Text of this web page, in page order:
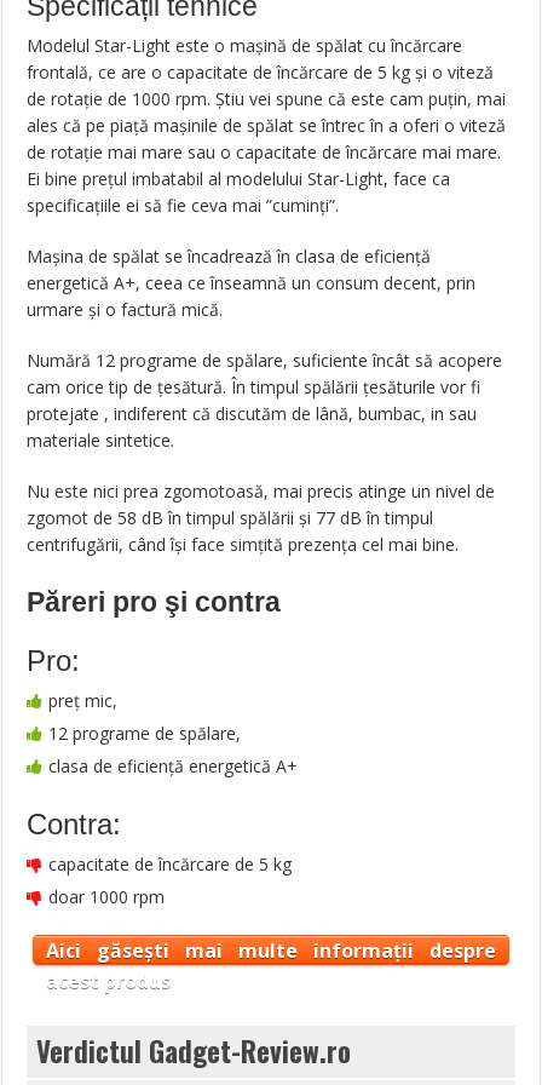
Modelul Star-Light este o mașină de spălat cu încărcare
frontală, ce are o capacitate de încărcare de 5 kg și o viteză
de rotație de 1000 rpm. Știu vei spune că este cam puțin, mai
ales că pe piață mașinile de spălat se întrec în a oferi o viteză
de rotație mai mare sau o capacitate de încărcare mai mare.
Ei bine prețul imbatabil al modelului Star-Light, face ca
specificațiile ei să fie ceva mai ”cuminți”.
Mașina de spălat se încadrează în clasa de eficiență
energetică A+, ceea ce înseamnă un consum decent, prin
urmare și o factură mică.
Numără 12 programe de spălare, suficiente încât să acopere
cam orice tip de țesătură. În timpul spălării țesăturile vor fi
protejate , indiferent că discutăm de lână, bumbac, in sau
materiale sintetice.
Nu este nici prea zgomotoasă, mai precis atinge un nivel de
zgomot de 58 dB în timpul spălării și 77 dB în timpul
centrifugării, când își face simțită prezența cel mai bine.
Păreri pro şi contra
Pro:
preț mic,
12 programe de spălare,
clasa de eficiență energetică A+
Contra:
capacitate de încărcare de 5 kg
doar 1000 rpm
Aici găsești mai multe informații despre
acest produs
Verdictul Gadget-Review.ro